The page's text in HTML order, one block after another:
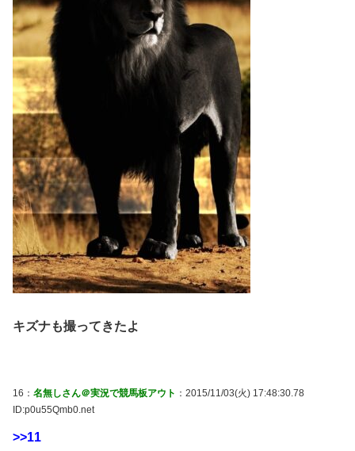
キズナも撮ってきたよ
16： 名無しさん＠実況で競馬板アウト ：2015/11/03(火) 17:48:30.78
ID:p0u55Qmb0.net
>>11